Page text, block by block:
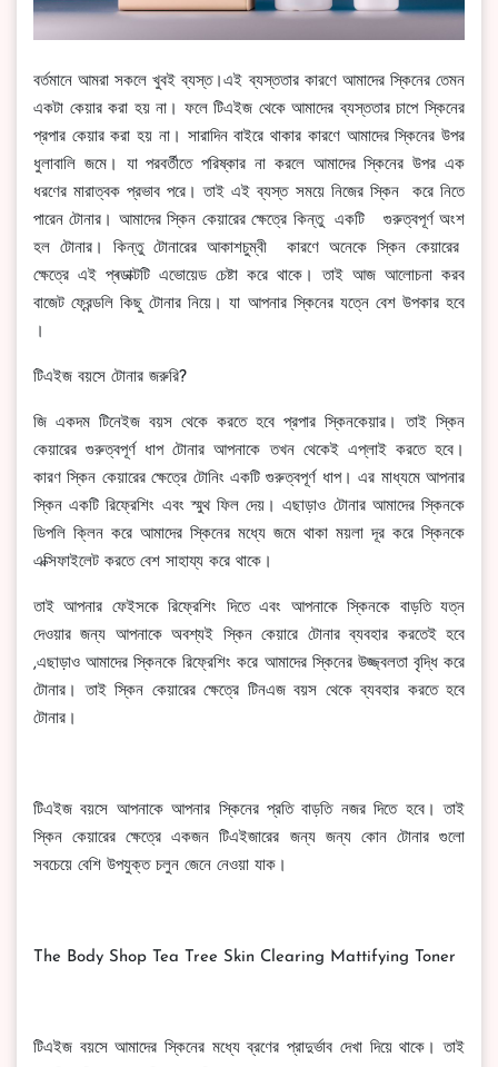
বর্তমানে আমরা সকলে খুবই ব্যস্ত।এই ব্যস্ততার কারণে আমাদের স্কিনের তেমন
একটা কেয়ার করা হয় না। ফলে টিএইজ থেকে আমাদের ব্যস্ততার চাপে স্কিনের
প্রপার কেয়ার করা হয় না। সারাদিন বাইরে থাকার কারণে আমাদের স্কিনের উপর
ধুলাবালি জমে। যা পরবর্তীতে পরিষ্কার না করলে আমাদের স্কিনের উপর এক
ধরণের মারাত্বক প্রভাব পরে। তাই এই ব্যস্ত সময়ে নিজের স্কিন করে নিতে
পারেন টোনার। আমাদের স্কিন কেয়ারের ক্ষেত্রে কিন্তু একটি গুরুত্বপূর্ণ অংশ
হল টোনার। কিন্তু টোনারের আকাশচুম্বী কারণে অনেকে স্কিন কেয়ারের
ক্ষেত্রে এই প্ৰডাক্টটি এভোয়েড চেষ্টা করে থাকে। তাই আজ আলোচনা করব
বাজেট ফ্রেন্ডলি কিছু টোনার নিয়ে। যা আপনার স্কিনের যত্নে বেশ উপকার হবে
।
টিএইজ বয়সে টোনার জরুরি?
জি একদম টিনেইজ বয়স থেকে করতে হবে প্রপার স্কিনকেয়ার। তাই স্কিন
কেয়ারের গুরুত্বপূর্ণ ধাপ টোনার আপনাকে তখন থেকেই এপ্লাই করতে হবে।
কারণ স্কিন কেয়ারের ক্ষেত্রে টোনিং একটি গুরুত্বপূর্ণ ধাপ। এর মাধ্যমে আপনার
স্কিন একটি রিফ্রেশিং এবং স্মুথ ফিল দেয়। এছাড়াও টোনার আমাদের স্কিনকে
ডিপলি ক্লিন করে আমাদের স্কিনের মধ্যে জমে থাকা ময়লা দূর করে স্কিনকে
এক্সিফাইলেট করতে বেশ সাহায্য করে থাকে।
তাই আপনার ফেইসকে রিফ্রেশিং দিতে এবং আপনাকে স্কিনকে বাড়তি যত্ন
দেওয়ার জন্য আপনাকে অবশ্যই স্কিন কেয়ারে টোনার ব্যবহার করতেই হবে
,এছাড়াও আমাদের স্কিনকে রিফ্রেশিং করে আমাদের স্কিনের উজ্জ্বলতা বৃদ্ধি করে
টোনার। তাই স্কিন কেয়ারের ক্ষেত্রে টিনএজ বয়স থেকে ব্যবহার করতে হবে
টোনার।
টিএইজ বয়সে আপনাকে আপনার স্কিনের প্রতি বাড়তি নজর দিতে হবে। তাই
স্কিন কেয়ারের ক্ষেত্রে একজন টিএইজারের জন্য জন্য কোন টোনার গুলো
সবচেয়ে বেশি উপযুক্ত চলুন জেনে নেওয়া যাক।
The Body Shop Tea Tree Skin Clearing Mattifying Toner
টিএইজ বয়সে আমাদের স্কিনের মধ্যে ব্রণের প্রাদুর্ভাব দেখা দিয়ে থাকে। তাই